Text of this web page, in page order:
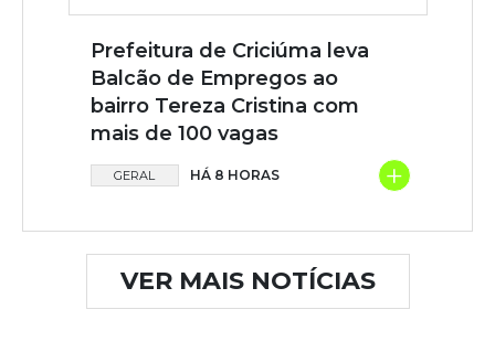
Prefeitura de Criciúma leva
Balcão de Empregos ao
bairro Tereza Cristina com
mais de 100 vagas
GERAL HÁ 8 HORAS +
VER MAIS NOTÍCIAS